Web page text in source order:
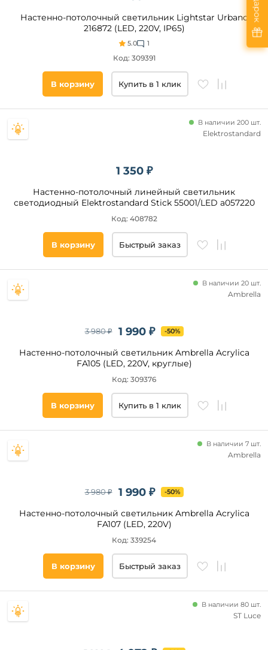
Настенно-потолочный светильник Lightstar Urbano
216872 (LED, 220V, IP65)
5.0 1
Код: 309391
В корзину Купить в 1 клик
1 350 ₽
Настенно-потолочный линейный светильник
светодиодный Elektrostandard Stick 55001/LED a057220
В наличии 200 шт.
Код: 408782
Elektrostandard
В корзину Быстрый заказ
1 990 ₽
3 980 ₽ -50%
Настенно-потолочный светильник Ambrella Acrylica
FA105 (LED, 220V, круглые)
В наличии 20 шт.
Код: 309376
Ambrella
В корзину Купить в 1 клик
1 990 ₽
3 980 ₽ -50%
Настенно-потолочный светильник Ambrella Acrylica
FA107 (LED, 220V)
В наличии 7 шт.
Код: 339254
Ambrella
В корзину Быстрый заказ
В наличии 80 шт.
ST Luce